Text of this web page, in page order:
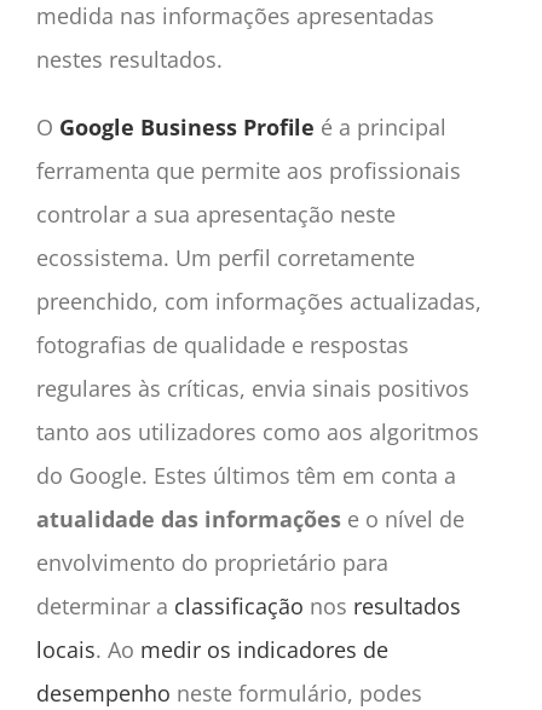
medida nas informações apresentadas
nestes resultados.
O Google Business Profile é a principal
ferramenta que permite aos profissionais
controlar a sua apresentação neste
ecossistema. Um perfil corretamente
preenchido, com informações actualizadas,
fotografias de qualidade e respostas
regulares às críticas, envia sinais positivos
tanto aos utilizadores como aos algoritmos
do Google. Estes últimos têm em conta a
atualidade das informações e o nível de
envolvimento do proprietário para
determinar a classificação nos resultados
locais. Ao medir os indicadores de
desempenho neste formulário, podes